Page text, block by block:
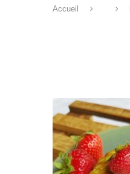
Accueil